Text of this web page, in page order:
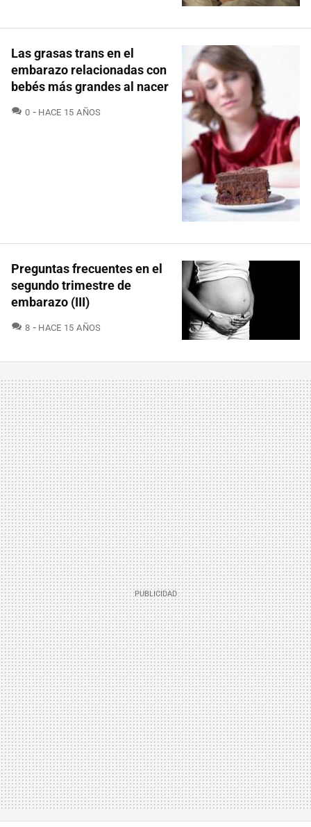
Las grasas trans en el
embarazo relacionadas con
bebés más grandes al nacer
0 COMENTARIOS
HACE 15 AÑOS
Preguntas frecuentes en el
segundo trimestre de
embarazo (III)
8 COMENTARIOS
HACE 15 AÑOS